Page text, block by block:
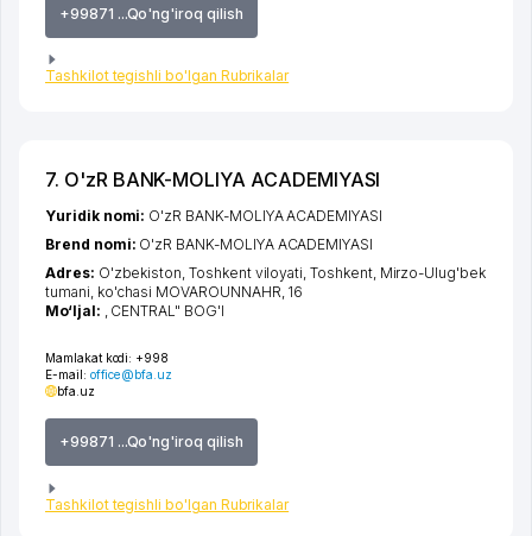
+99871 ...Qo'ng'iroq qilish
Tashkilot tegishli bo'lgan Rubrikalar
7. O'zR BANK-MOLIYA ACADEMIYASI
Mamlakat kodi: +998
E-mail: office@bfa.uz
bfa.uz
+99871 ...Qo'ng'iroq qilish
Tashkilot tegishli bo'lgan Rubrikalar
Yuridik nomi: O'zR BANK-MOLIYA ACADEMIYASI
Brend nomi: O'zR BANK-MOLIYA ACADEMIYASI
Adres: O'zbekiston,Toshkent viloyati,Toshkent, Mirzo-Ulug'bek
tumani, ko'chasi MOVAROUNNAHR, 16
Mo‘ljal: , CENTRAL" BOG'I